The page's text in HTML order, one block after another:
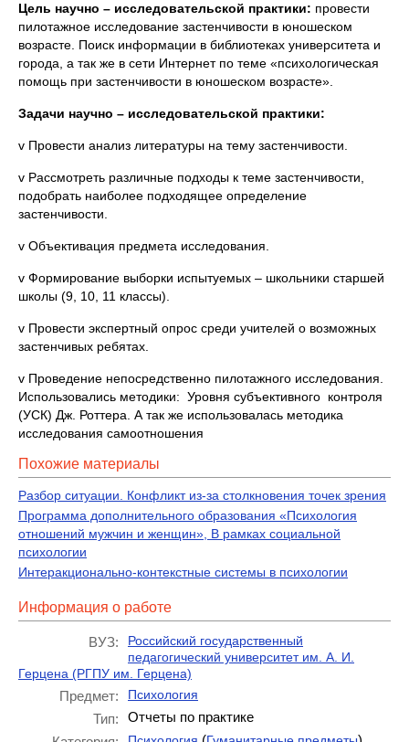
Цель научно – исследовательской практики: провести
пилотажное исследование застенчивости в юношеском
возрасте. Поиск информации в библиотеках университета и
города, а так же в сети Интернет по теме «психологическая
помощь при застенчивости в юношеском возрасте».
Задачи научно – исследовательской практики:
v Провести анализ литературы на тему застенчивости.
v Рассмотреть различные подходы к теме застенчивости,
подобрать наиболее подходящее определение
застенчивости.
v Объективация предмета исследования.
v Формирование выборки испытуемых – школьники старшей
школы (9, 10, 11 классы).
v Провести экспертный опрос среди учителей о возможных
застенчивых ребятах.
v Проведение непосредственно пилотажного исследования.
Использовались методики: Уровня субъективного контроля
(УСК) Дж. Роттера. А так же использовалась методика
исследования самоотношения
Похожие материалы
Разбор ситуации. Конфликт из-за столкновения точек зрения
Программа дополнительного образования «Психология
отношений мужчин и женщин», В рамках социальной
психологии
Интеракционально-контекстные системы в психологии
Информация о работе
ВУЗ:
Российский государственный
педагогический университет им. А. И.
Герцена (РГПУ им. Герцена)
Предмет: Психология
Тип:
Отчеты по практике